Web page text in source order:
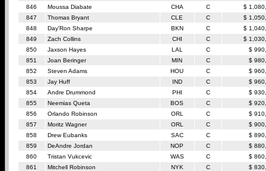
846
Moussa Diabate CHA C
$
847
Thomas Bryant CLE C
$
848
Day'Ron Sharpe BKN C
$
849
Zach Collins CHI C
$
850
Jaxson Hayes LAL C
$
851
Joan Beringer MIN C
$
852
Steven Adams HOU C
$
853
Jay Huff IND C
$
854
Andre Drummond PHI C
$
855
Neemias Queta BOS C
$
856
Orlando Robinson ORL C
$
857
Moritz Wagner ORL C
$
858
Drew Eubanks SAC C
$
859
DeAndre Jordan NOP C
$
860
Tristan Vukcevic WAS C
$
861
Mitchell Robinson NYK C
$